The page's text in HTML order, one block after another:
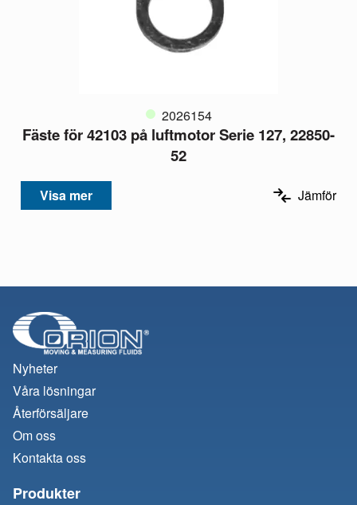
2026154
Fäste för 42103 på luftmotor Serie 127, 22850-
52
Visa mer Jämför
Nyheter
Våra lösningar
Återförsäljare
Om oss
Kontakta oss
Produkter